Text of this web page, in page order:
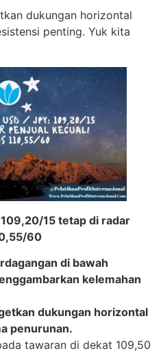
dukungan horizontal
penting. Yuk kita
15 tetap di radar
60
di bawah
kelemahan
dukungan horizontal
penurunan.
tawaran di dekat 109,50